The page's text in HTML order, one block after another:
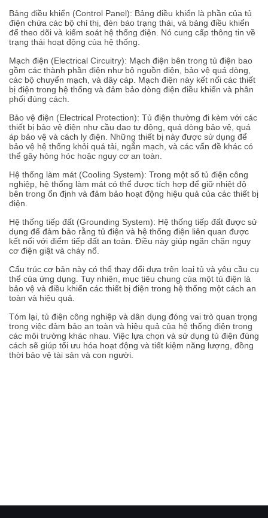
Bảng điều khiển (Control Panel): Bảng điều khiển là phần của tủ
điện chứa các bộ chỉ thị, đèn báo trạng thái, và bảng điều khiển
để theo dõi và kiểm soát hệ thống điện. Nó cung cấp thông tin về
trạng thái hoạt động của hệ thống.
Mạch điện (Electrical Circuitry): Mạch điện bên trong tủ điện bao
gồm các thành phần điện như bộ nguồn điện, bảo vệ quá dòng,
các bộ chuyển mạch, và dây cáp. Mạch điện này kết nối các thiết
bị điện trong hệ thống và đảm bảo dòng điện điều khiển và phân
phối đúng cách.
Bảo vệ điện (Electrical Protection): Tủ điện thường đi kèm với các
thiết bị bảo vệ điện như cầu dao tự động, quá dòng bảo vệ, quá
áp bảo vệ và cách ly điện. Những thiết bị này được sử dụng để
bảo vệ hệ thống khỏi quá tải, ngắn mạch, và các vấn đề khác có
thể gây hỏng hóc hoặc nguy cơ an toàn.
Hệ thống làm mát (Cooling System): Trong một số tủ điện công
nghiệp, hệ thống làm mát có thể được tích hợp để giữ nhiệt độ
bên trong ổn định và đảm bảo hoạt động hiệu quả của các thiết bị
điện.
Hệ thống tiếp đất (Grounding System): Hệ thống tiếp đất được sử
dụng để đảm bảo rằng tủ điện và hệ thống điện liên quan được
kết nối với điểm tiếp đất an toàn. Điều này giúp ngăn chặn nguy
cơ điện giật và cháy nổ.
Cấu trúc cơ bản này có thể thay đổi dựa trên loại tủ và yêu cầu cụ
thể của ứng dụng. Tuy nhiên, mục tiêu chung của một tủ điện là
bảo vệ và điều khiển các thiết bị điện trong hệ thống một cách an
toàn và hiệu quả.
Tóm lại, tủ điện công nghiệp và dân dụng đóng vai trò quan trọng
trong việc đảm bảo an toàn và hiệu quả của hệ thống điện trong
các môi trường khác nhau. Việc lựa chọn và sử dụng tủ điện đúng
cách sẽ giúp tối ưu hóa hoạt động và tiết kiệm năng lượng, đồng
thời bảo vệ tài sản và con người.